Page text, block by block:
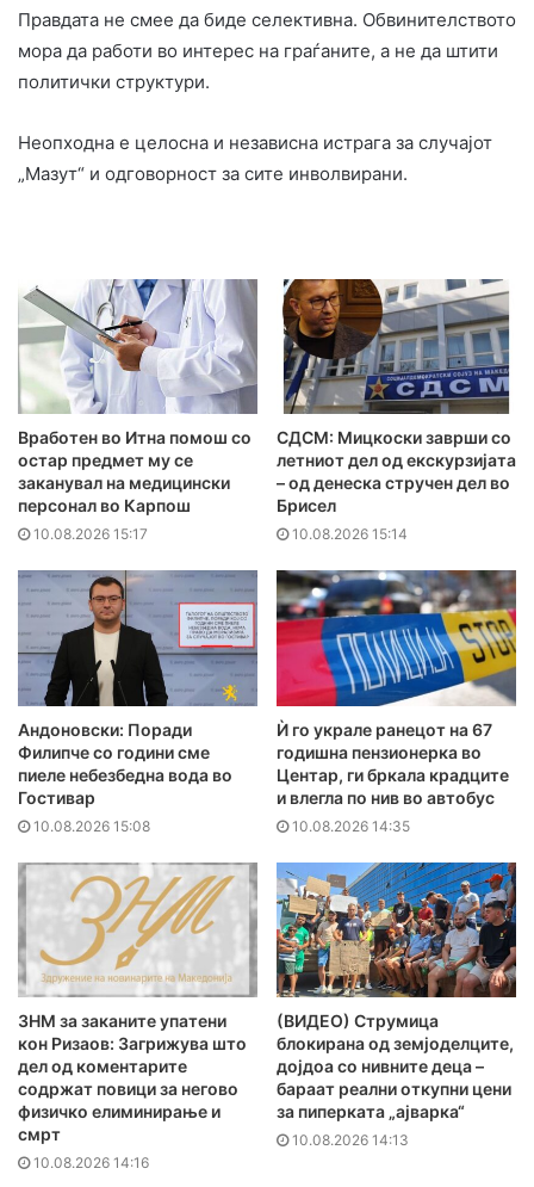
Правдата не смее да биде селективна. Обвинителството
мора да работи во интерес на граѓаните, а не да штити
политички структури.
Неопходна е целосна и независна истрага за случајот
„Мазут“ и одговорност за сите инволвирани.
Вработен во Итна помош со
остар предмет му се
заканувал на медицински
персонал во Карпош
10.08.2026 15:17
СДСМ: Мицкоски заврши со
летниот дел од екскурзијата
– од денеска стручен дел во
Брисел
10.08.2026 15:14
Андоновски: Поради
Филипче со години сме
пиеле небезбедна вода во
Гостивар
10.08.2026 15:08
Ѝ го украле ранецот на 67
годишна пензионерка во
Центар, ги бркала крадците
и влегла по нив во автобус
10.08.2026 14:35
ЗНМ за заканите упатени
кон Ризаов: Загрижува што
дел од коментарите
содржат повици за негово
физичко елиминирање и
смрт
10.08.2026 14:16
(ВИДЕО) Струмица
блокирана од земјоделците,
дојдоа со нивните деца –
бараат реални откупни цени
за пиперката „ајварка“
10.08.2026 14:13